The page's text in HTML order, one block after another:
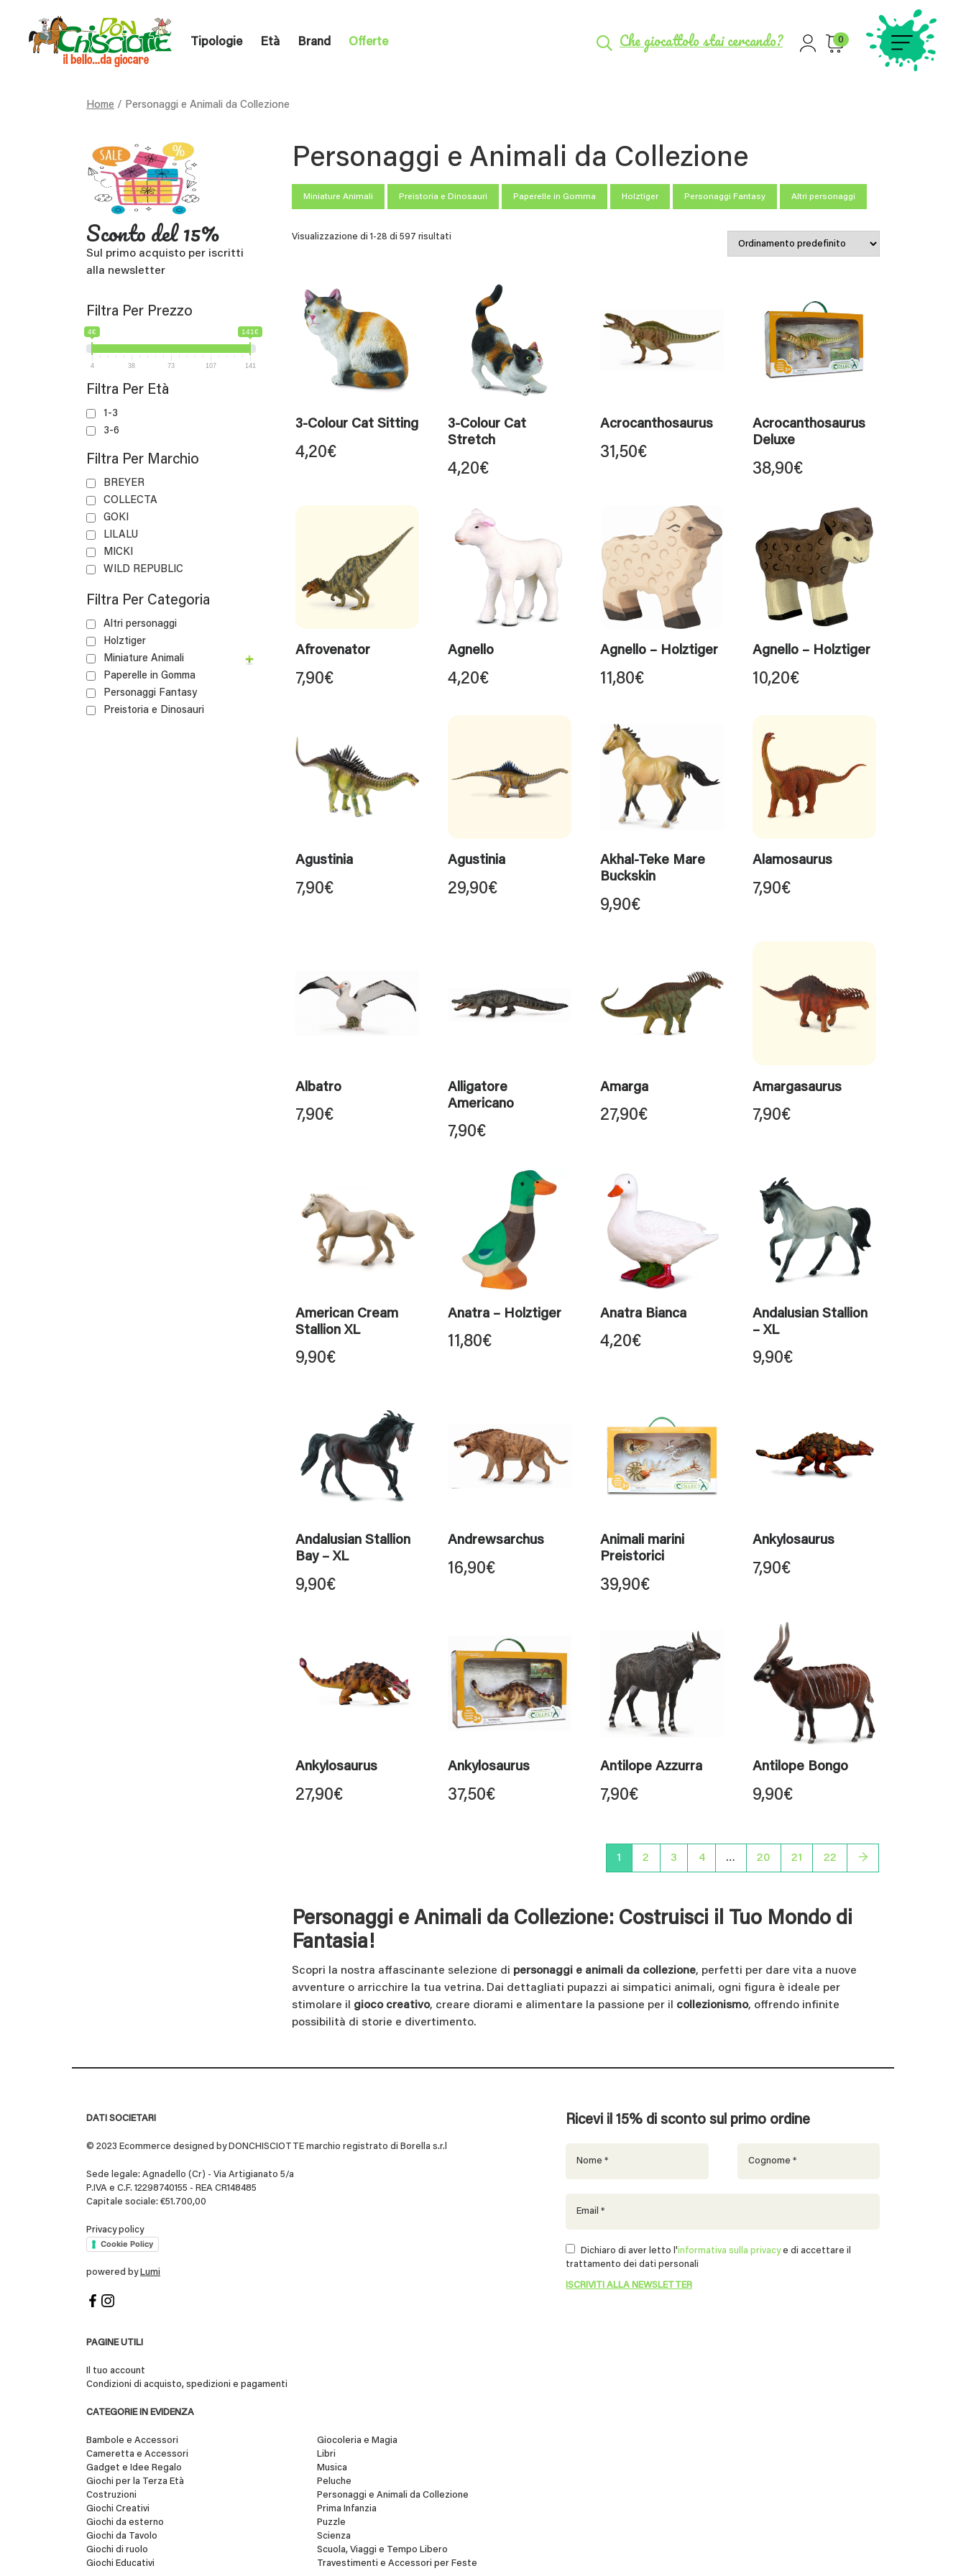
Tipologie Età Brand Offerte Che giocattolo stai cercando? 0
Home / Personaggi e Animali da Collezione
Sconto del 15%
Sul primo acquisto per iscritti
alla newsletter
Filtra Per Prezzo
4€ 141€
4 38 73 107 141
Filtra Per Età
1-3
3-6
Filtra Per Marchio
BREYER
COLLECTA
GOKI
LILALU
MICKI
WILD REPUBLIC
Filtra Per Categoria
Altri personaggi
Holztiger
Miniature Animali
Paperelle in Gomma
Personaggi Fantasy
Preistoria e Dinosauri
Personaggi e Animali da Collezione
Miniature Animali Preistoria e Dinosauri Paperelle in Gomma Holztiger Personaggi Fantasy Altri personaggi
Visualizzazione di 1-28 di 597 risultati
3-Colour Cat Sitting
4,20€
3-Colour Cat
Stretch
4,20€
Acrocanthosaurus
31,50€
Acrocanthosaurus
Deluxe
38,90€
Afrovenator
7,90€
Agnello
4,20€
Agnello – Holztiger
11,80€
Agnello – Holztiger
10,20€
Agustinia
7,90€
Agustinia
29,90€
Akhal-Teke Mare
Buckskin
9,90€
Alamosaurus
7,90€
Albatro
7,90€
Alligatore
Americano
7,90€
Amarga
27,90€
Amargasaurus
7,90€
American Cream
Stallion XL
9,90€
Anatra – Holztiger
11,80€
Anatra Bianca
4,20€
Andalusian Stallion
– XL
9,90€
Andalusian Stallion
Bay – XL
9,90€
Andrewsarchus
16,90€
Animali marini
Preistorici
39,90€
Ankylosaurus
7,90€
Ankylosaurus
27,90€
Ankylosaurus
37,50€
Antilope Azzurra
7,90€
Antilope Bongo
9,90€
1 2 3 4 … 20 21 22 →
Personaggi e Animali da Collezione: Costruisci il Tuo Mondo di
Fantasia!
Scopri la nostra affascinante selezione di personaggi e animali da collezione, perfetti per dare vita a nuove
avventure o arricchire la tua vetrina. Dai dettagliati pupazzi ai simpatici animali, ogni figura è ideale per
stimolare il gioco creativo, creare diorami e alimentare la passione per il collezionismo, offrendo infinite
possibilità di storie e divertimento.
DATI SOCIETARI
© 2023 Ecommerce designed by DONCHISCIOTTE marchio registrato di Borella s.r.l
Sede legale: Agnadello (Cr) - Via Artigianato 5/a
P.IVA e C.F. 12298740155 - REA CR148485
Capitale sociale: €51.700,00
Privacy policy
Cookie Policy
powered by Lumi
PAGINE UTILI
Il tuo account
Condizioni di acquisto, spedizioni e pagamenti
CATEGORIE IN EVIDENZA
Bambole e Accessori
Cameretta e Accessori
Gadget e Idee Regalo
Giochi per la Terza Età
Costruzioni
Giochi Creativi
Giochi da esterno
Giochi da Tavolo
Giochi di ruolo
Giochi Educativi
Giocoleria e Magia
Libri
Musica
Peluche
Personaggi e Animali da Collezione
Prima Infanzia
Puzzle
Scienza
Scuola, Viaggi e Tempo Libero
Travestimenti e Accessori per Feste
Ricevi il 15% di sconto sul primo ordine
Dichiaro di aver letto l'informativa sulla privacye di accettare il
trattamento dei dati personali